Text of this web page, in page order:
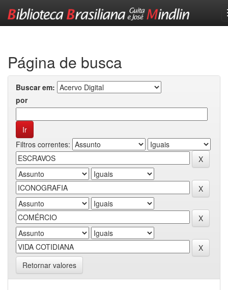
Página de busca
Buscar em:
por
Filtros correntes:
Retornar valores